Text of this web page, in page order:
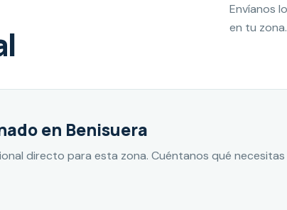
Envíanos
en tu zona.
en Benisuera
directo para esta zona. Cuéntanos qué necesitas